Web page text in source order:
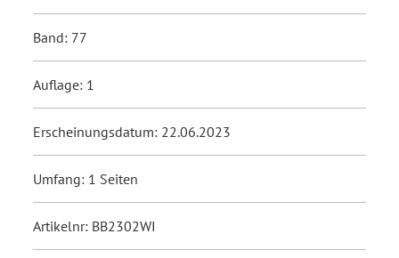
Band: 77
Auflage: 1
Erscheinungsdatum: 22.06.2023
Umfang: 1 Seiten
Artikelnr: BB2302WI